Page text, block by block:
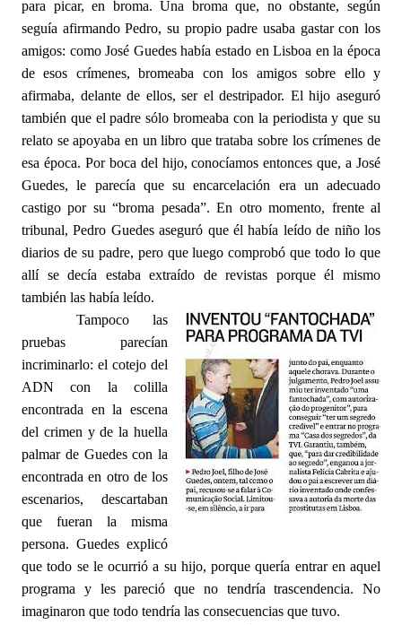
para picar, en broma. Una broma que, no obstante, según
seguía afirmando Pedro, su propio padre usaba gastar con los
amigos: como José Guedes había estado en Lisboa en la época
de esos crímenes, bromeaba con los amigos sobre ello y
afirmaba, delante de ellos, ser el destripador. El hijo aseguró
también que el padre sólo bromeaba con la periodista y que su
relato se apoyaba en un libro que trataba sobre los crímenes de
esa época. Por boca del hijo, conocíamos entonces que, a José
Guedes, le parecía que su encarcelación era un adecuado
castigo por su “broma pesada”. En otro momento, frente al
tribunal, Pedro Guedes aseguró que él había leído de niño los
diarios de su padre, pero que luego comprobó que todo lo que
allí se decía estaba extraído de revistas porque él mismo
también las había leído.
Tampoco las
pruebas parecían
incriminarlo: el cotejo del
ADN con la colilla
encontrada en la escena
del crimen y de la huella
palmar de Guedes con la
encontrada en otro de los
escenarios, descartaban
que fueran la misma
persona. Guedes explicó
que todo se le ocurrió a su hijo, porque quería entrar en aquel
programa y les pareció que no tendría trascendencia. No
imaginaron que todo tendría las consecuencias que tuvo.